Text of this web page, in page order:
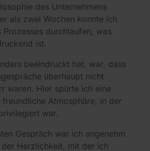
des Unternehmens
als zwei Wochen konnte ich
Prozesses durchlaufen, was
ist.
beeindruckt hat, war, dass
überhaupt nicht
waren. Hier spürte ich eine
freundliche Atmosphäre, in der
war.
Gespräch war ich angenehm
Herzlichkeit, mit der ich